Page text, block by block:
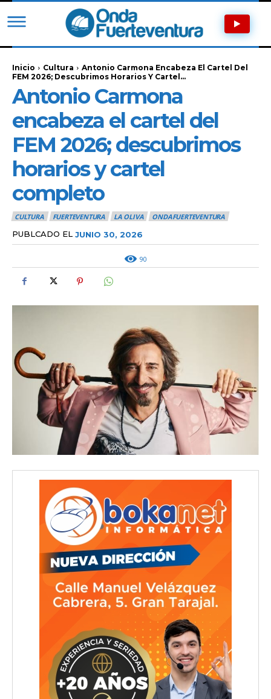
Inicio Cultura
Antonio Carmona Encabeza El Cartel Del
FEM 2026; Descubrimos Horarios Y Cartel...
Antonio Carmona
encabeza el cartel del
FEM 2026; descubrimos
horarios y cartel
completo
CULTURA FUERTEVENTURA LA OLIVA ONDAFUERTEVENTURA
PUBLCADO EL JUNIO 30, 2026
90